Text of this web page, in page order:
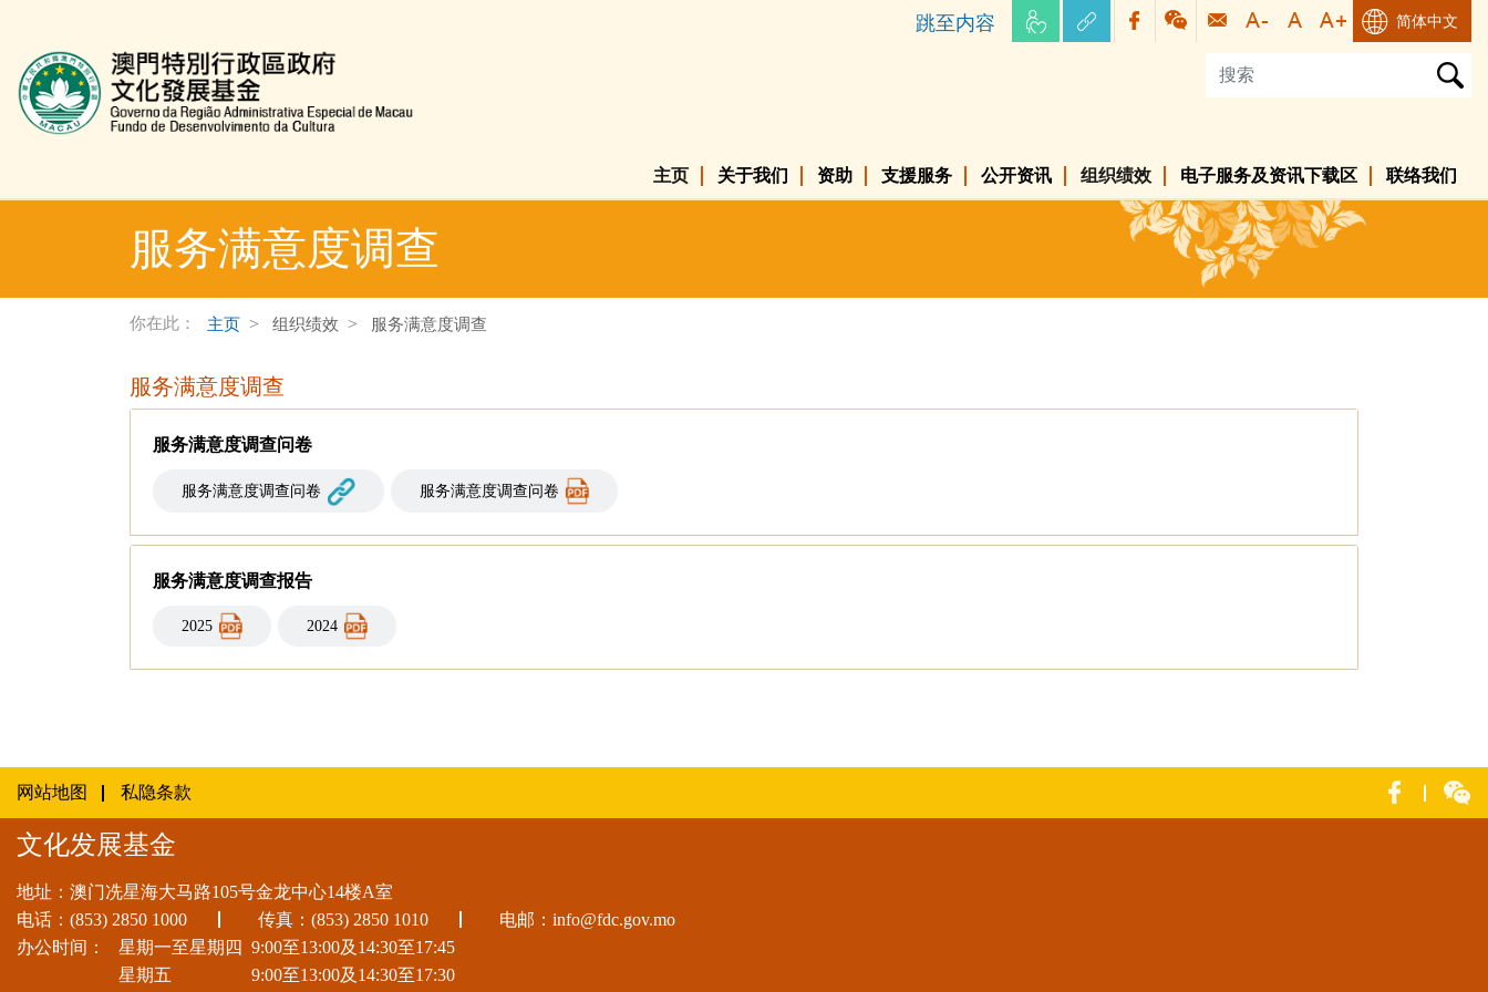
跳至内容 简体中文
文化发展基金网页
主页 关于我们 资助 支援服务 公开资讯 组织绩效 电子服务及资讯下载区 联络我们
服务满意度调查
你在此： 主页 组织绩效 服务满意度调查
服务满意度调查
服务满意度调查问卷
服务满意度调查问卷 服务满意度调查问卷
服务满意度调查报告
2025 2024
网站地图 私隐条款
文化发展基金
地址：澳门冼星海大马路105号金龙中心14楼A室
电话： (853) 2850 1000 传真：(853) 2850 1010 电邮： info@fdc.gov.mo
办公时间： 星期一至星期四 9:00至13:00及14:30至17:45
星期五
9:00至13:00及14:30至17:30